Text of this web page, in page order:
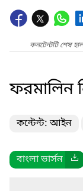
কনটেন্টটি শেষ
ফরমালিন
কন্টেন্ট: আইন
বাংলা ভার্সন